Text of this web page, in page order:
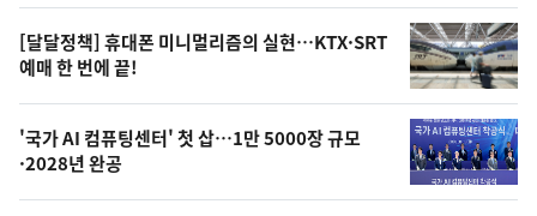
오
늘
의
사
진
[달달정책] 휴대폰 미니멀리즘의 실현…KTX·SRT
예매 한 번에 끝!
'국가 AI 컴퓨팅센터' 첫 삽…1만 5000장 규모
·2028년 완공